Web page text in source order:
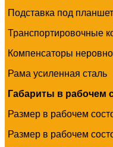
Подставка под
Транспортировочные
Компенсаторы
Рама усиленная сталь
Габариты в рабочем
Размер в рабочем
Размер в рабочем